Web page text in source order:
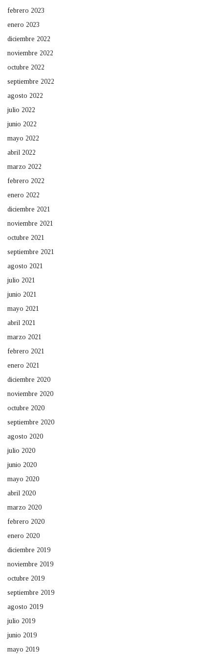
febrero 2023
enero 2023
diciembre 2022
noviembre 2022
octubre 2022
septiembre 2022
agosto 2022
julio 2022
junio 2022
mayo 2022
abril 2022
marzo 2022
febrero 2022
enero 2022
diciembre 2021
noviembre 2021
octubre 2021
septiembre 2021
agosto 2021
julio 2021
junio 2021
mayo 2021
abril 2021
marzo 2021
febrero 2021
enero 2021
diciembre 2020
noviembre 2020
octubre 2020
septiembre 2020
agosto 2020
julio 2020
junio 2020
mayo 2020
abril 2020
marzo 2020
febrero 2020
enero 2020
diciembre 2019
noviembre 2019
octubre 2019
septiembre 2019
agosto 2019
julio 2019
junio 2019
mayo 2019